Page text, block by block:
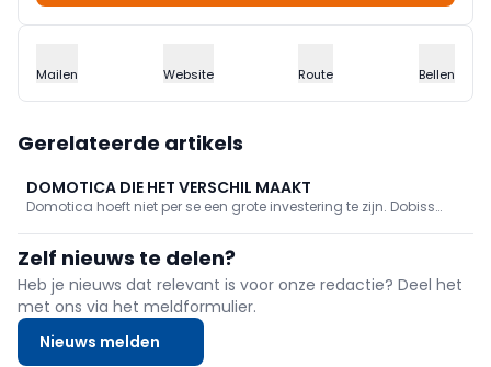
Mailen Website Route Bellen
Gerelateerde artikels
DOMOTICA DIE HET VERSCHIL MAAKT
Domotica hoeft niet per se een grote investering te zijn. Dobiss
Zelf nieuws te delen?
Heb je nieuws dat relevant is voor onze redactie? Deel het
met ons via het meldformulier.
Nieuws melden